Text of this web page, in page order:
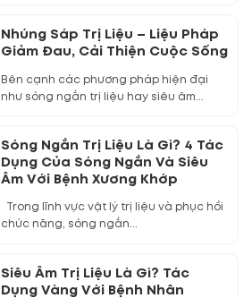
Nhúng Sáp Trị Liệu – Liệu Pháp
Giảm Đau, Cải Thiện Cuộc Sống
Bên cạnh các phương pháp hiện đại
như sóng ngắn trị liệu hay siêu âm...
Sóng Ngắn Trị Liệu Là Gì? 4 Tác
Dụng Của Sóng Ngắn Và Siêu
Âm Với Bệnh Xương Khớp
Trong lĩnh vực vật lý trị liệu và phục hồi
chức năng, sóng ngắn...
Siêu Âm Trị Liệu Là Gì? Tác
Dụng Vàng Với Bệnh Nhân